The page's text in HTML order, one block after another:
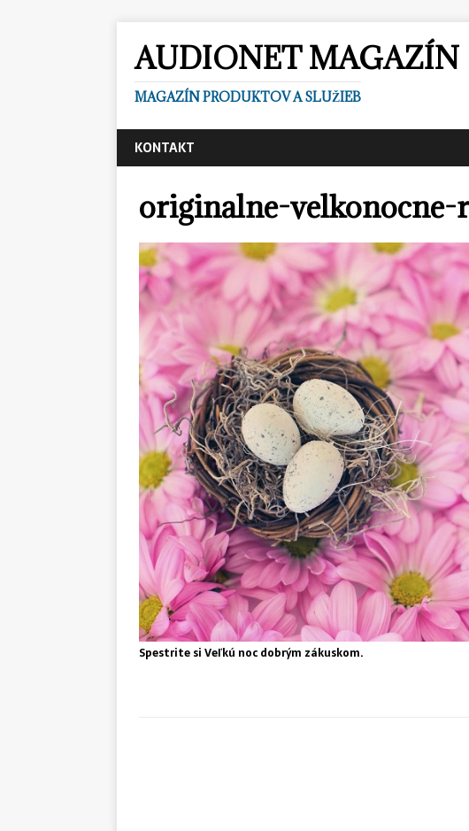
AUDIONET MAGAZÍN
MAGAZÍN PRODUKTOV A SLUŽIEB
KONTAKT
originalne-velkonocne-
Spestrite si Veľkú noc dobrým zákuskom.